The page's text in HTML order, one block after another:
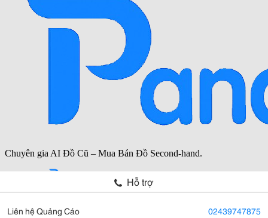
Hỗ trợ
Liên hệ Quảng Cáo 02439747875